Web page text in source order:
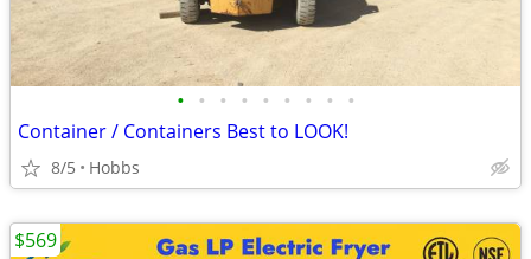
• • • • • • • • •
Container / Containers Best to LOOK!
8/5 Hobbs
$569